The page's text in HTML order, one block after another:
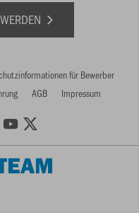
für Bewerber
AGB Impressum